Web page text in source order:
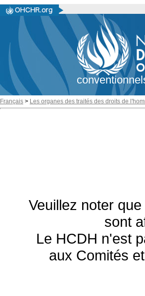
Français > Les organes des traités des droits de
Veuillez noter
sont
Le HCDH n'est
aux Comités